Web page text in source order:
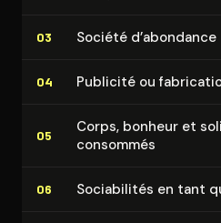
03 Société d’abondance
04 Publicité ou
05
Corps, bonheur et
consommés
06 So­cia­bi­li­tés en tant